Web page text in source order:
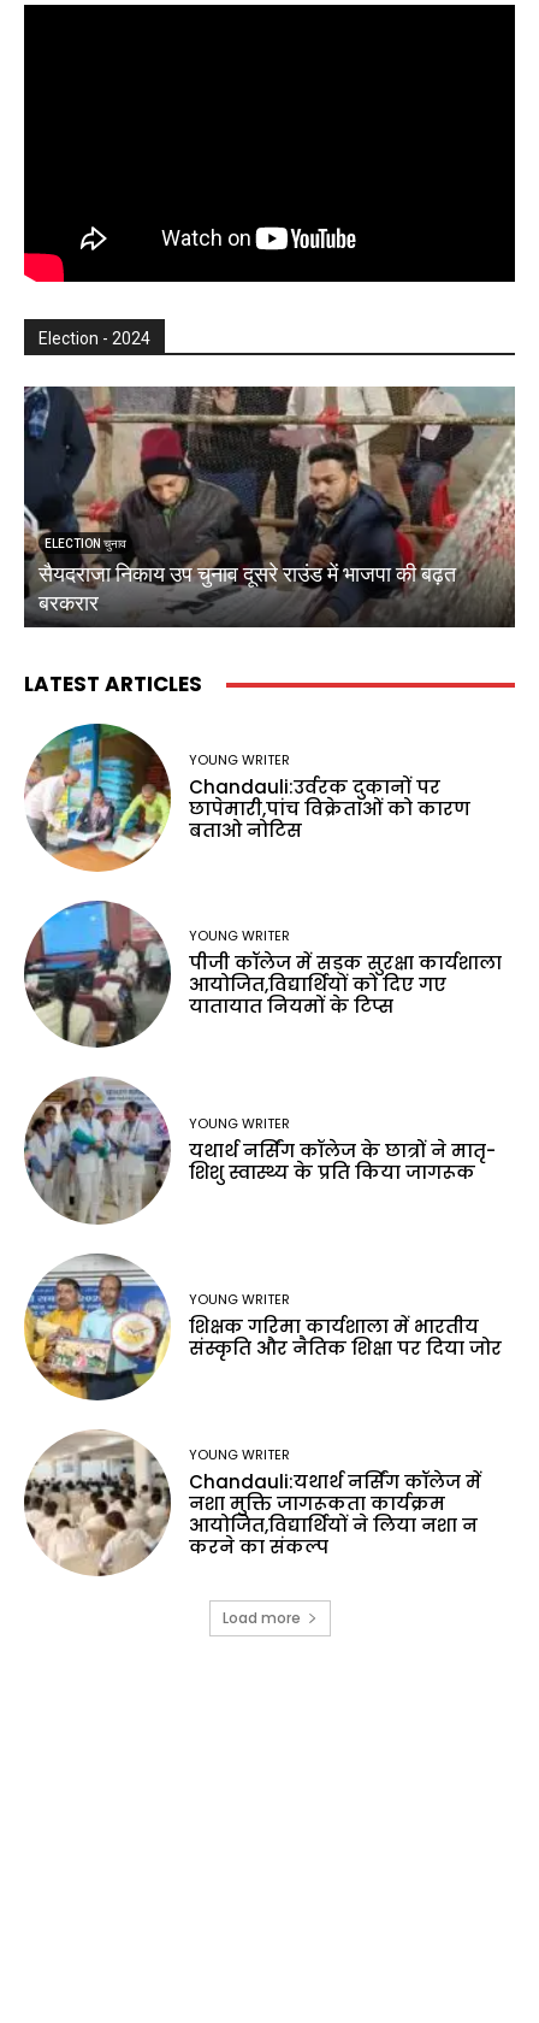
Election - 2024
ELECTION चुनाव
सैयदराजा निकाय उप चुनाव दूसरे राउंड में भाजपा की बढ़त
बरकरार
LATEST ARTICLES
YOUNG WRITER
Chandauli:उर्वरक दुकानों पर
छापेमारी,पांच विक्रेताओं को कारण
बताओ नोटिस
YOUNG WRITER
पीजी कॉलेज में सड़क सुरक्षा कार्यशाला
आयोजित,विद्यार्थियों को दिए गए
यातायात नियमों के टिप्स
YOUNG WRITER
यथार्थ नर्सिंग कॉलेज के छात्रों ने मातृ-
शिशु स्वास्थ्य के प्रति किया जागरूक
YOUNG WRITER
शिक्षक गरिमा कार्यशाला में भारतीय
संस्कृति और नैतिक शिक्षा पर दिया जोर
YOUNG WRITER
Chandauli:यथार्थ नर्सिंग कॉलेज में
नशा मुक्ति जागरूकता कार्यक्रम
आयोजित,विद्यार्थियों ने लिया नशा न
करने का संकल्प
Load more